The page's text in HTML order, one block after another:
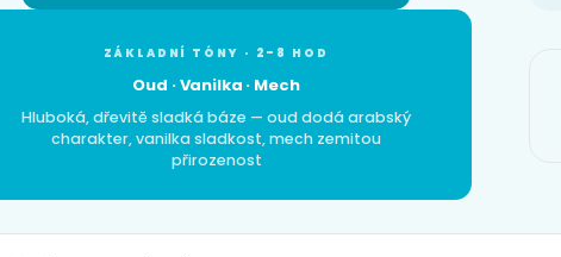
ZÁKLADNÍ TÓNY · 2–8 HOD
Oud · Vanilka · Mech
Hluboká, dřevitě sladká báze — oud dodá arabský
charakter, vanilka sladkost, mech zemitou
přirozenost